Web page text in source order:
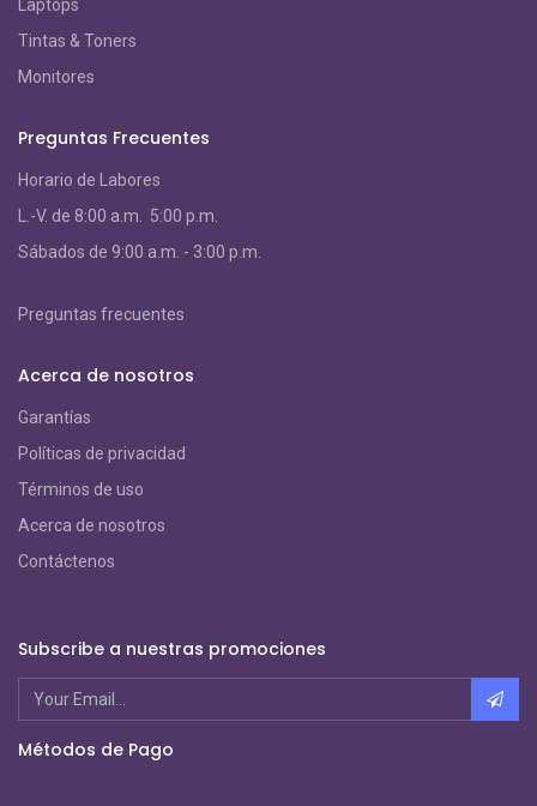
Laptops
Tintas & Toners
Monitores
Preguntas Frecuentes
Horario de Labores
L.-V. de 8:00 a.m. 5:00 p.m.
Sábados de 9:00 a.m. - 3:00 p.m.
Preguntas frecuentes
Acerca de nosotros
Garantías
Políticas de privacidad
Términos de uso
Acerca de nosotros
Contáctenos
Subscribe a nuestras promociones
Métodos de Pago